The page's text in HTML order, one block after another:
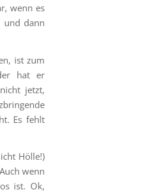
wenn es
und dann
ist zum
hat er
jetzt,
Es fehlt
Hölle!)
wenn
ist. Ok,